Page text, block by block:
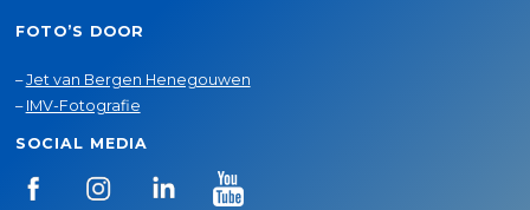
FOTO’S DOOR
–Jet van Bergen Henegouwen
– IMV-Fotografie
SOCIAL MEDIA